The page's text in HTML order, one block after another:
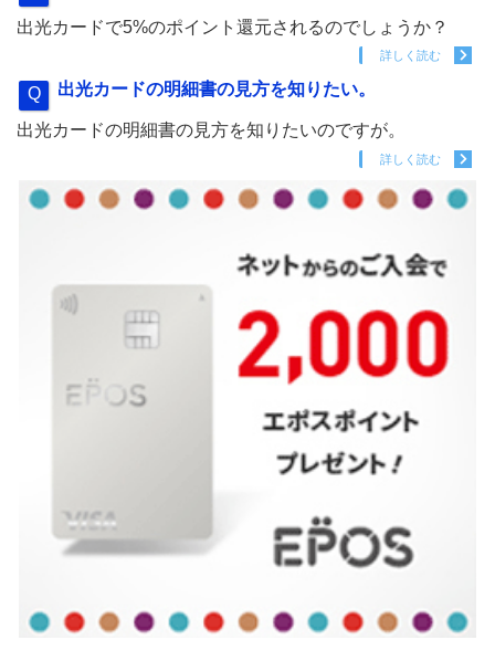
出光カードで5%のポイント還元されるのでしょうか？
詳しく読む
出光カードの明細書の見方を知りたい。
出光カードの明細書の見方を知りたいのですが。
詳しく読む